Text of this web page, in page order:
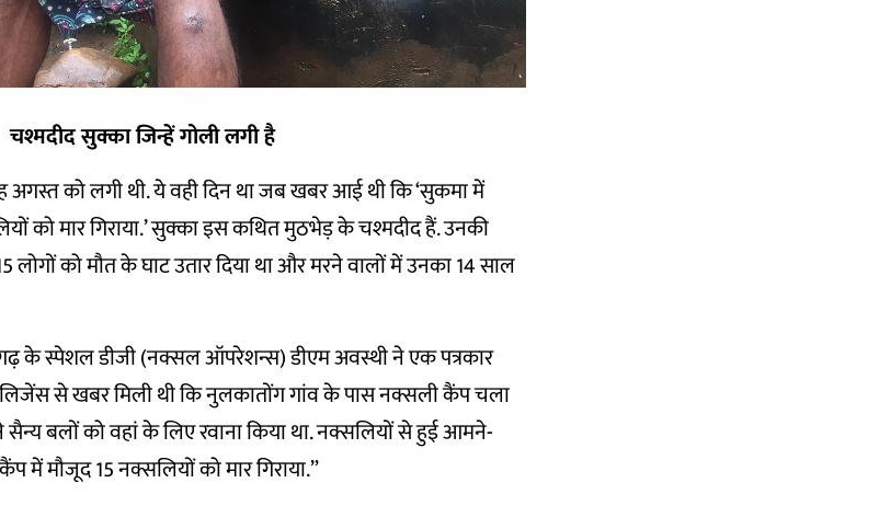
चश्मदीद सुक्का जिन्हें गोली लगी है
अगस्त को लगी थी. ये वही दिन था जब खबर आई थी कि ‘सुकमा में
को मार गिराया.’ सुक्का इस कथित मुठभेड़ के चश्मदीद हैं. उनकी
लोगों को मौत के घाट उतार दिया था और मरने वालों में उनका 14 साल
के स्पेशल डीजी (नक्सल ऑपरेशन्स) डीएम अवस्थी ने एक पत्रकार
से खबर मिली थी कि नुलकातोंग गांव के पास नक्सली कैंप चला
बलों को वहां के लिए रवाना किया था. नक्सलियों से हुई आमने-
में मौजूद 15 नक्सलियों को मार गिराया.”